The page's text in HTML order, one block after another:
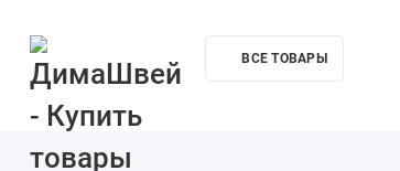
ВСЕ ТОВАРЫ
Акции О компании